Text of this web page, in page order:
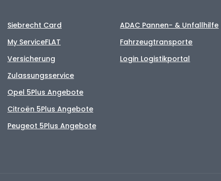
Siebrecht Card
My ServiceFLAT
Versicherung
Zulassungsservice
Opel 5Plus Angebote
Citroën 5Plus Angebote
Peugeot 5Plus Angebote
ADAC Pannen- & Unfallhilfe
Fahrzeugtransporte
Login Logistikportal